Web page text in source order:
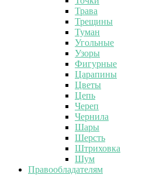
Трава
Трещины
Туман
Угольные
Узоры
Фигурные
Царапины
Цветы
Цепь
Череп
Чернила
Шары
Шерсть
Штриховка
Шум
Правообладателям